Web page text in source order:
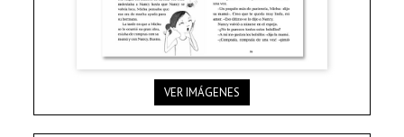
VER IMÁGENES